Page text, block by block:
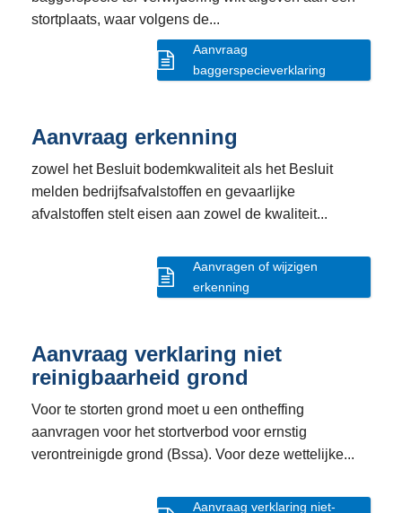
stortplaats, waar volgens de...
Aanvraag
baggerspecieverklaring
Aanvraag erkenning
zowel het Besluit bodemkwaliteit als het Besluit
melden bedrijfsafvalstoffen en gevaarlijke
afvalstoffen stelt eisen aan zowel de kwaliteit...
Aanvragen of wijzigen
erkenning
Aanvraag verklaring niet
reinigbaarheid grond
Voor te storten grond moet u een ontheffing
aanvragen voor het stortverbod voor ernstig
verontreinigde grond (Bssa). Voor deze wettelijke...
Aanvraag verklaring niet-